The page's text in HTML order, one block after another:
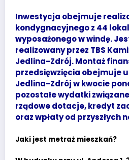
Inwestycja obejmuje
kondygnacyjnego z 44
wyposażonego w windę.
realizowany przez TBS
Jedlina-Zdrój. Montaż
przedsięwzięcia obejmuje
Jedlina-Zdrój w kwocie
pozostałe wydatki
rządowe dotacje, kredyt
oraz wpłaty od przyszłych
Jaki jest metraż mieszkań?